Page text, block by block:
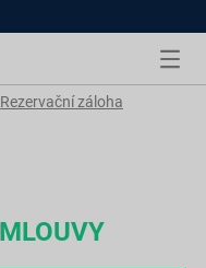
Rezervační záloha